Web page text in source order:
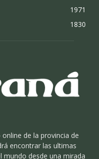
1971
1830
de la provincia de
encontrar las ultimas
mundo desde una mirada